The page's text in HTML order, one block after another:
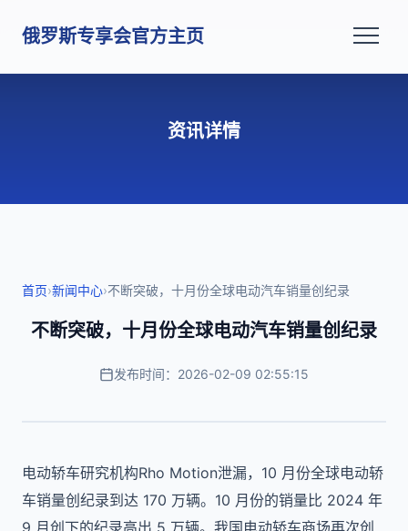
俄罗斯专享会官方主页
资讯详情
首页›新闻中心›不断突破，十月份全球电动汽车销量创纪录
不断突破，十月份全球电动汽车销量创纪录
发布时间：2026-02-09 02:55:15
电动轿车研究机构Rho Motion泄漏，10 月份全球电动轿
车销量创纪录到达 170 万辆。10 月份的销量比 2024 年
9 月创下的纪录高出 5 万辆。我国电动轿车商场再次创